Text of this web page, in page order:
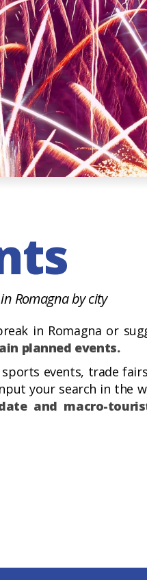
Romagna by city
in Romagna or
planned events.
events, trade
your search in the
and macro-